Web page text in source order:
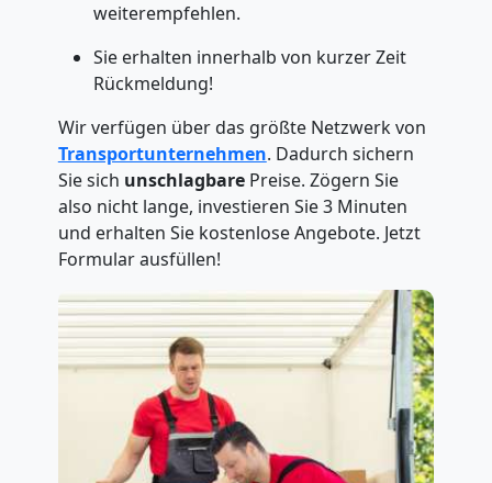
weiterempfehlen.
Sie erhalten innerhalb von kurzer Zeit
Rückmeldung!
Wir verfügen über das größte Netzwerk von
Transportunternehmen. Dadurch sichern
Sie sich unschlagbare Preise. Zögern Sie
also nicht lange, investieren Sie 3 Minuten
und erhalten Sie kostenlose Angebote. Jetzt
Formular ausfüllen!